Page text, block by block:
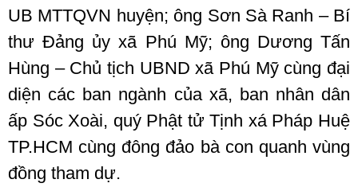
UB MTTQVN huyện; ông Sơn Sà Ranh – Bí
thư Đảng ủy xã Phú Mỹ; ông Dương Tấn
Hùng – Chủ tịch UBND xã Phú Mỹ cùng đại
diện các ban ngành của xã, ban nhân dân
ấp Sóc Xoài, quý Phật tử Tịnh xá Pháp Huệ
TP.HCM cùng đông đảo bà con quanh vùng
đồng tham dự.